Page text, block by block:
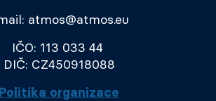
atmos@atmos.eu
IČO: 113 033 44
DIČ: CZ450918088
Politika organizace